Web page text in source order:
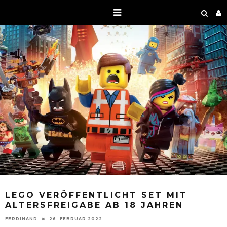
LEGO VERÖFFENTLICHT SET MIT
ALTERSFREIGABE AB 18 JAHREN
FERDINAND 26. FEBRUAR 2022